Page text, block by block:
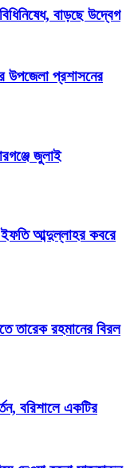
বাড়ছে উদ্বেগ
উপজেলা প্রশাসনের
জুলাই
আব্দুল্লাহর কবরে
তারেক রহমানের বিরল
বরিশালে একটির